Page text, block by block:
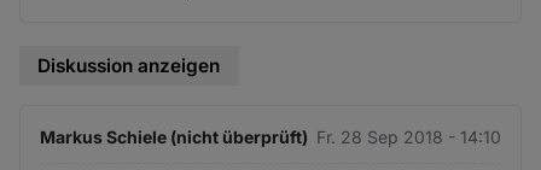
Diskussion anzeigen
Markus Schiele (nicht überprüft) Fr. 28 Sep 2018 - 14:10